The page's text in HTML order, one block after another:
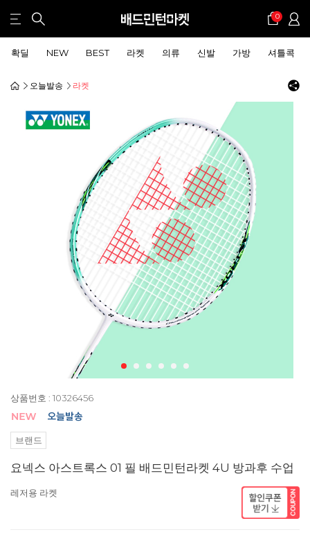
0
확딜 NEW BEST 라켓 의류 신발 가방 셔틀콕
오늘발송 라켓
상품번호 : 10326456
브랜드
요넥스 아스트록스 01 필 배드민턴라켓 4U 방과후 수업
레저용 라켓